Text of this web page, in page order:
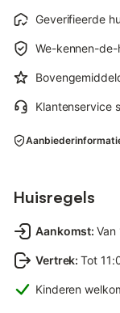
Geverifieerde
We-kennen-
Klantenservice
Huisregels
Aankomst:
Vertrek: Tot
Kinderen